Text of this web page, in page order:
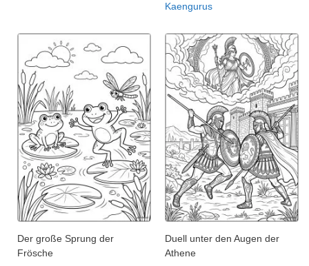
Kaengurus
Der große Sprung der
Frösche
Duell unter den Augen der
Athene